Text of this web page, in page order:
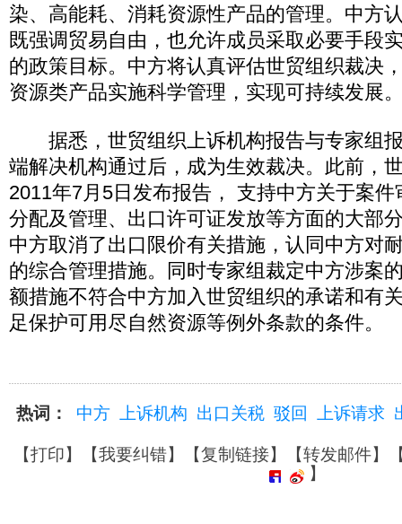
染、高能耗、消耗资源性产品的管理。中方
既强调贸易自由，也允许成员采取必要手段
的政策目标。中方将认真评估世贸组织裁决
资源类产品实施科学管理，实现可持续发展
据悉，世贸组织上诉机构报告与专家组
端解决机构通过后，成为生效裁决。此前，
2011年7月5日发布报告， 支持中方关于案
分配及管理、出口许可证发放等方面的大部
中方取消了出口限价有关措施，认同中方对
的综合管理措施。同时专家组裁定中方涉案
额措施不符合中方加入世贸组织的承诺和有
足保护可用尽自然资源等例外条款的条件。
热词： 中方 上诉机构 出口关税 驳回 上诉请求
【打印】【我要纠错】【复制链接】【转发邮件】
】